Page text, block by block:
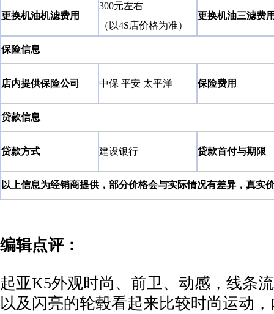
更换机油机滤费用
300元左右
（以4S店价格为准）
更换机油三滤费
保险信息
店内提供保险公司 中保 平安 太平洋 保险费用
贷款信息
贷款方式 建设银行 贷款首付与期限
以上信息为经销商提供，部分价格会与实际情况有差异，真实
编辑点评：
起亚K5外观时尚、前卫、动感，线条
以及闪亮的轮毂看起来比较时尚运动